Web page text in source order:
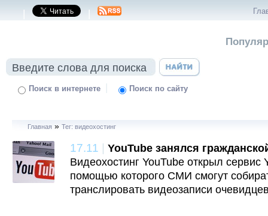
| |
Поиск в интернете | Поиск по сайту
Главная » Тег: видеохостинг
17.11 | YouTube занялся
Видеохостинг YouTube открыл сервис
помощью которого СМИ смогут
транслировать видеозаписи